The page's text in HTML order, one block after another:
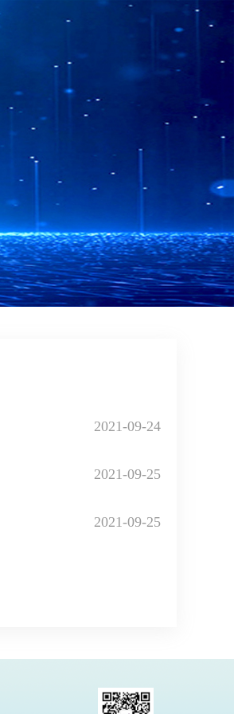
2021-09-24
2021-09-25
2021-09-25